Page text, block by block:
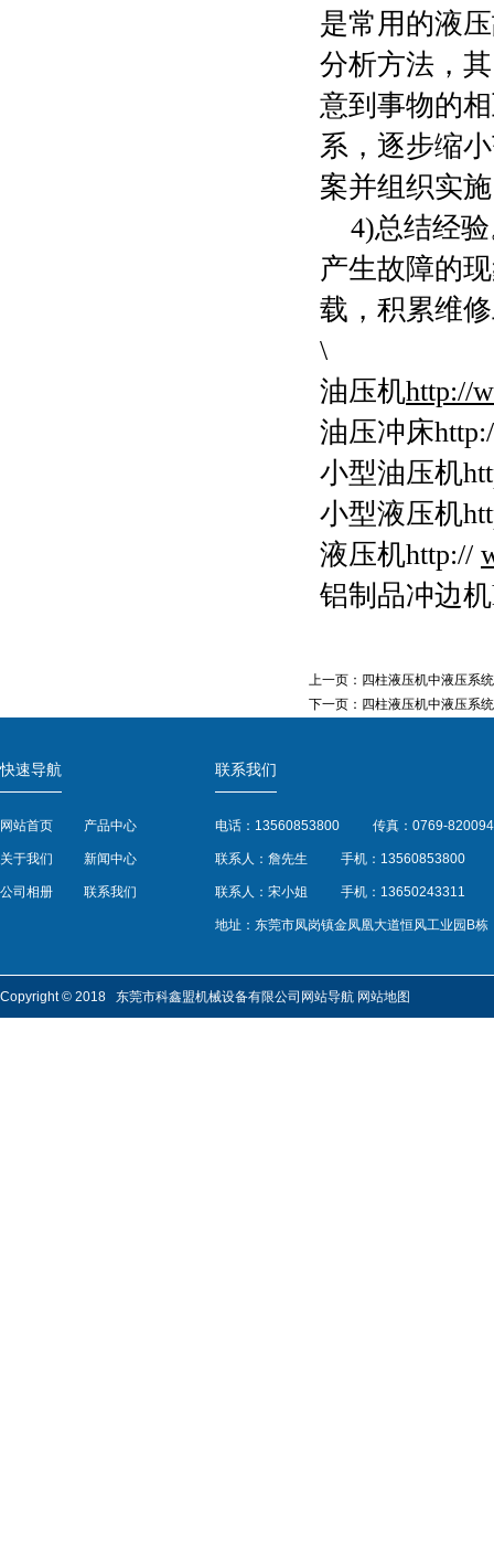
是常用的液
分析方法，
意到事物的
系，逐步缩
案并组织实
4)总结经验
产生故障的
载，积累维
\
油压机http://
油压冲床
小型油压机
小型液压机
液压机http://
铝制品冲边
上一页： 四柱液压机中液压系
下一页： 四柱液压机中液压系
快速导航
网站首页 产品中心
关于我们 新闻中心
公司相册 联系我们
联系我们
电话：13560853800 传真：0769-
联系人：詹先生 手机：13560853800
联系人：宋小姐 手机：13650243311
地址：东莞市凤岗镇金凤凰大道恒风工业园B栋
Copyright © 2018 东莞市科鑫盟机械设备有限公司 网站导航 网站地图